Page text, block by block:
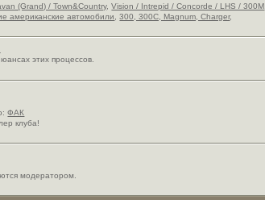
(Grand) / Town&Country,Vision / Intrepid / Concorde / LHS / 300M
американские автомобили ,300, 300C, Magnum, Charger,
этих процессов.
ФАК
клуба!
модератором.